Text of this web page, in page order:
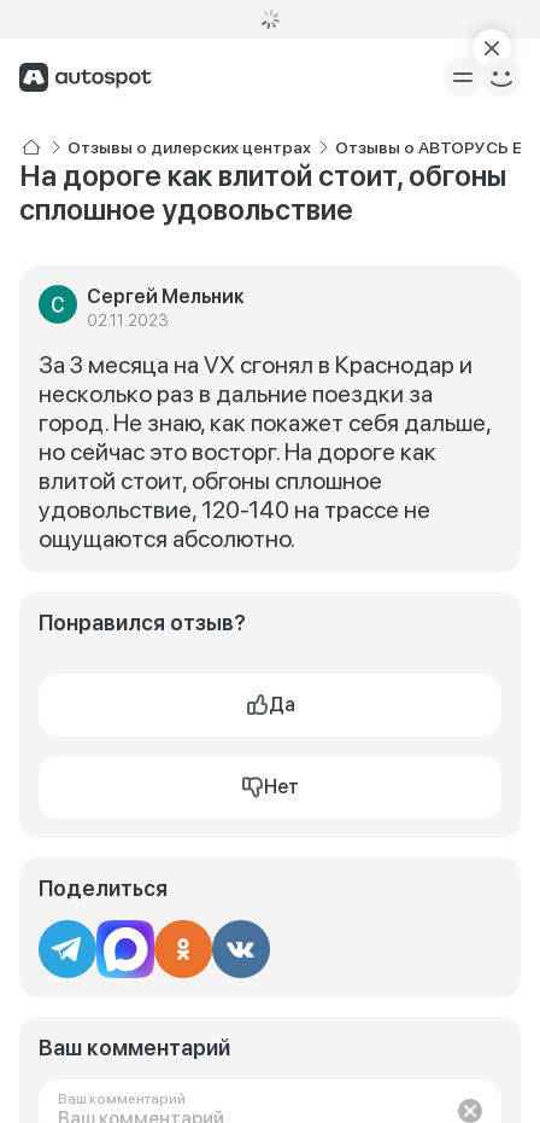
Отзывы о дилерских центрах Отзывы о АВТОРУСЬ
На дороге как влитой стоит, обгоны
сплошное удовольствие
Сергей Мельник
02.11.2023
За 3 месяца на VX сгонял в Краснодар и
несколько раз в дальние поездки за
город. Не знаю, как покажет себя дальше,
но сейчас это восторг. На дороге как
влитой стоит, обгоны сплошное
удовольствие, 120-140 на трассе не
ощущаются абсолютно.
Понравился отзыв?
Да
Нет
Поделиться
Ваш комментарий
Ваш комментарий